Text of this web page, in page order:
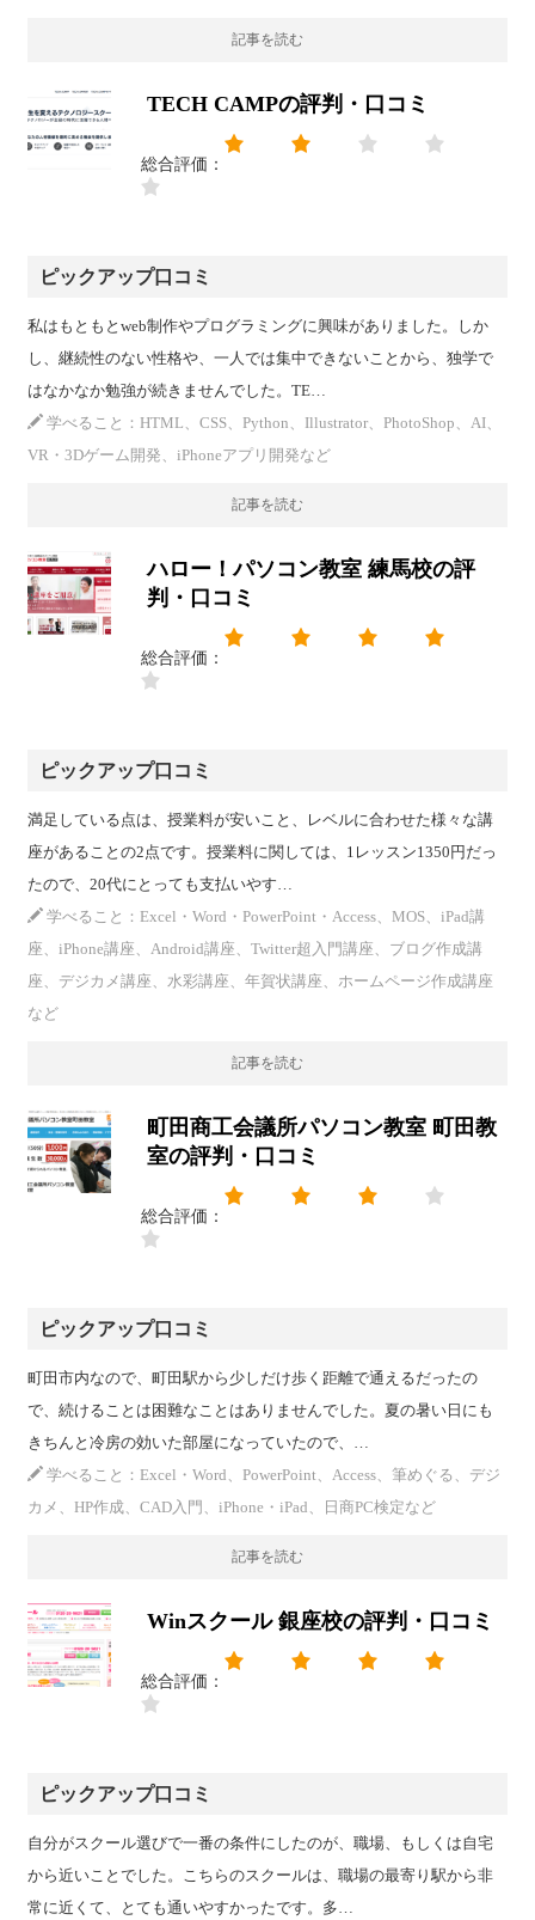
記事を読む
TECH CAMPの評判・口コミ
総合評価：
ピックアップ口コミ
私はもともとweb制作やプログラミングに興味がありました。しか
し、継続性のない性格や、一人では集中できないことから、独学で
はなかなか勉強が続きませんでした。TE…
学べること：HTML、CSS、Python、Illustrator、PhotoShop、AI、
VR・3Dゲーム開発、iPhoneアプリ開発など
記事を読む
ハロー！パソコン教室 練馬校の評
判・口コミ
総合評価：
ピックアップ口コミ
満足している点は、授業料が安いこと、レベルに合わせた様々な講
座があることの2点です。授業料に関しては、1レッスン1350円だっ
たので、20代にとっても支払いやす…
学べること：Excel・Word・PowerPoint・Access、MOS、iPad講
座、iPhone講座、Android講座、Twitter超入門講座、ブログ作成講
座、デジカメ講座、水彩講座、年賀状講座、ホームページ作成講座
など
記事を読む
町田商工会議所パソコン教室 町田教
室の評判・口コミ
総合評価：
ピックアップ口コミ
町田市内なので、町田駅から少しだけ歩く距離で通えるだったの
で、続けることは困難なことはありませんでした。夏の暑い日にも
きちんと冷房の効いた部屋になっていたので、…
学べること：Excel・Word、PowerPoint、Access、筆めぐる、デジ
カメ、HP作成、CAD入門、iPhone・iPad、日商PC検定など
記事を読む
Winスクール 銀座校の評判・口コミ
総合評価：
ピックアップ口コミ
自分がスクール選びで一番の条件にしたのが、職場、もしくは自宅
から近いことでした。こちらのスクールは、職場の最寄り駅から非
常に近くて、とても通いやすかったです。多…